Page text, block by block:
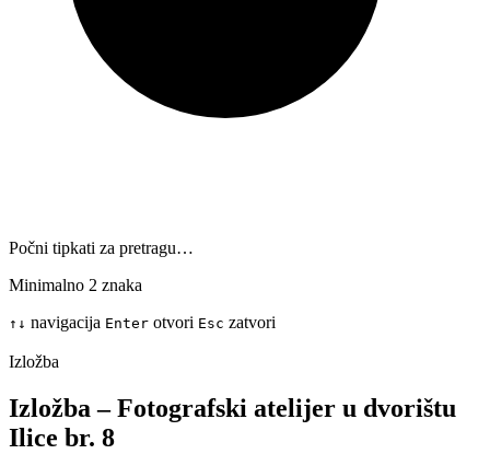
Počni tipkati za pretragu…
Minimalno 2 znaka
↑ ↓ navigacija Enter otvori Esc zatvori
Izložba
Izložba – Fotografski atelijer u dvorištu
Ilice br. 8